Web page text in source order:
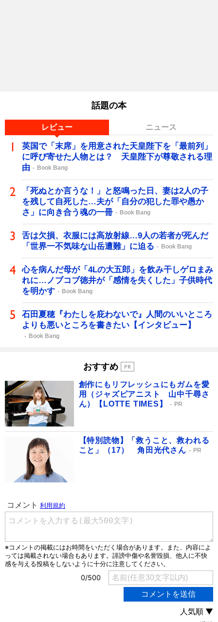
話題の本
レビュー ニュース
英国で「末席」を用意された天皇陛下を「最前列」
に呼び寄せた人物とは？ 天皇陛下が尊敬される理
由
Book Bang
「死ぬとか言うな！」と怒鳴った日、妻は2人の子
を残して自死した…夫が「自分の犯した罪や愚か
さ」に向き合う魂の一冊
Book Bang
舌は欠損、衣服には高放射線…9人の若者が死んだ
「世界一不気味な山岳遭難」に迫る
Book Bang
心を病んだ母が「4Lの大五郎」を飲み干しゲロまみ
れに…ノブコブ徳井が「感情を失くした」子供時代
を明かす
Book Bang
石田夏穂『わたしを庇わないで』人間のいいところ
よりも悪いところを書きたい【インタビュー】
Book Bang
おすすめ
創作にもリフレッシュにもガムを愛
用（ジャズピアニスト 山中千尋さ
ん）【LOTTE TIMES】
PR
【特別読物】「救うこと、救われる
こと」（17） 角田光代さん
PR